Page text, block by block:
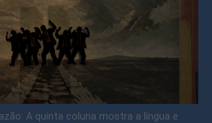
A quinta coluna mostra a língua e